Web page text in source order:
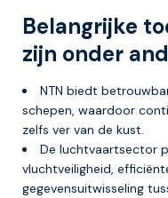
Belangrijke
zijn onder
NTN biedt
schepen, waardoor
zelfs ver van de kust.
De luchtvaartsector
vluchtveiligheid,
gegevensuitwisseling